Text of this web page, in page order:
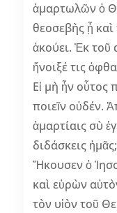
ἁμαρτωλῶν ὁ
θεοσεβὴς ᾖ
ἀκούει. Ἐκ τοῦ
ἤνοιξέ τις
Εἰ μὴ ἦν
ποιεῖν οὐδέν.
ἁμαρτίαις σὺ
διδάσκεις
Ἤκουσεν ὁ
καὶ εὑρὼν
τὸν υἱὸν τοῦ